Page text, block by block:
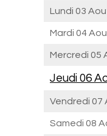
Lundi 03
Mardi 04
Mercredi 05
Jeudi 06
Vendredi 07
Samedi 08